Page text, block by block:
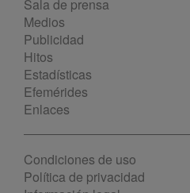
Sala de prensa
Medios
Publicidad
Hitos
Estadísticas
Efemérides
Enlaces
Condiciones de uso
Política de privacidad